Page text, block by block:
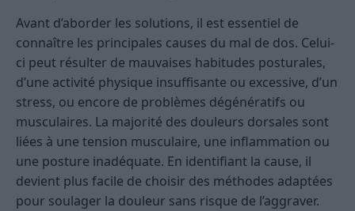
Avant d’aborder les solutions, il est essentiel de
connaître les principales causes du mal de dos. Celui-
ci peut résulter de mauvaises habitudes posturales,
d’une activité physique insuffisante ou excessive, d’un
stress, ou encore de problèmes dégénératifs ou
musculaires. La majorité des douleurs dorsales sont
liées à une tension musculaire, une inflammation ou
une posture inadéquate. En identifiant la cause, il
devient plus facile de choisir des méthodes adaptées
pour soulager la douleur sans risque de l’aggraver.